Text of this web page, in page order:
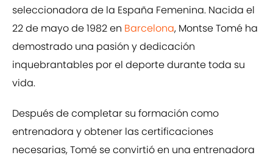
seleccionadora de la España Femenina. Nacida el
22 de mayo de 1982 en Barcelona, Montse Tomé ha
demostrado una pasión y dedicación
inquebrantables por el deporte durante toda su
vida.
Después de completar su formación como
entrenadora y obtener las certificaciones
necesarias, Tomé se convirtió en una entrenadora